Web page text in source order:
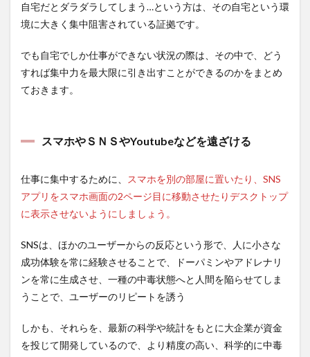
自宅だとダラダラしてしまう…という方は、その自宅という環
境に大きく集中阻害されている証拠です。
でも自宅でしか仕事ができない状況の際は、その中で、どう
すれば集中力を最大限に引き出すことができるのかをまとめ
ておきます。
スマホやＳＮＳやYoutubeなどを遠ざける
仕事に集中するために、
スマホを別の部屋に置いたり、SNS
アプリをスマホ画面の2ページ目に移動させたりデスクトップ
に表示させないようにしましょう。
SNSは、ほかのユーザーからの反応という形で、人に小さな
成功体験を常に経験させることで、ドーパミンやアドレナリ
ンを常に生成させ、一種の中毒状態へと人間を陥らせてしま
うことで、ユーザーのリピートを誘う
しかも、それらを、最新の科学や統計をもとに大企業が資金
を投じて開発しているので、より精度の高い、科学的に中毒